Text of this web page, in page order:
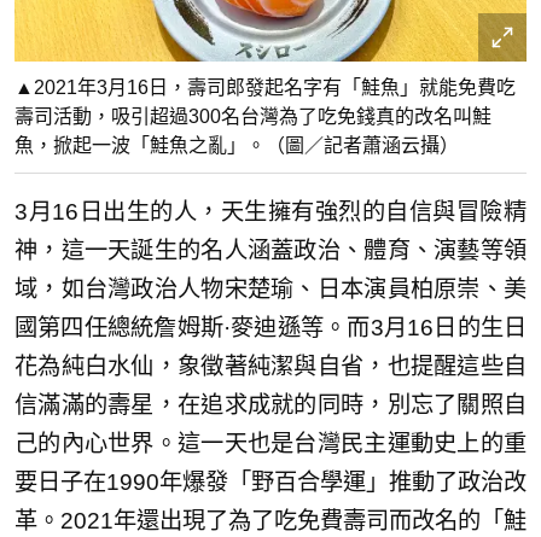
▲2021年3月16日，壽司郎發起名字有「鮭魚」就能免費吃
壽司活動，吸引超過300名台灣為了吃免錢真的改名叫鮭
魚，掀起一波「鮭魚之亂」。（圖／記者蕭涵云攝）
3月16日出生的人，天生擁有強烈的自信與冒險精
神，這一天誕生的名人涵蓋政治、體育、演藝等領
域，如台灣政治人物宋楚瑜、日本演員柏原崇、美
國第四任總統詹姆斯·麥迪遜等。而3月16日的生日
花為純白水仙，象徵著純潔與自省，也提醒這些自
信滿滿的壽星，在追求成就的同時，別忘了關照自
己的內心世界。這一天也是台灣民主運動史上的重
要日子在1990年爆發「野百合學運」推動了政治改
革。2021年還出現了為了吃免費壽司而改名的「鮭